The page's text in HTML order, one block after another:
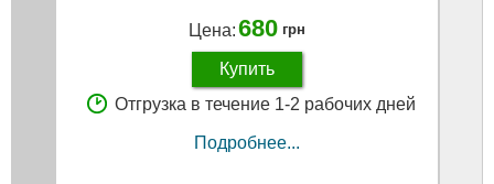
Цена:680 грн
Купить
Отгрузка в течение 1-2 рабочих дней
Подробнее...